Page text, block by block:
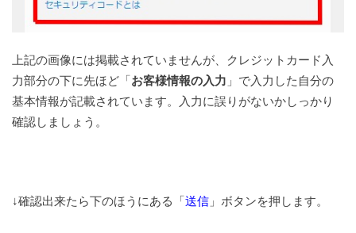
上記の画像には掲載されていませんが、クレジットカード入
力部分の下に先ほど「お客様情報の入力 」で入力した自分の
基本情報が記載されています。入力に誤りがないかしっかり
確認しましょう。
↓確認出来たら下のほうにある「送信 」ボタンを押します。